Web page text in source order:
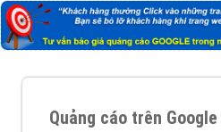
Quảng cáo trên Google